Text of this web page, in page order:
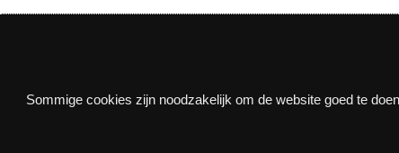
Nieuwsbrief
Via e-mail op de hoogte blijven van alle
Sommige cookies zijn noodzakelijk om de website goed te